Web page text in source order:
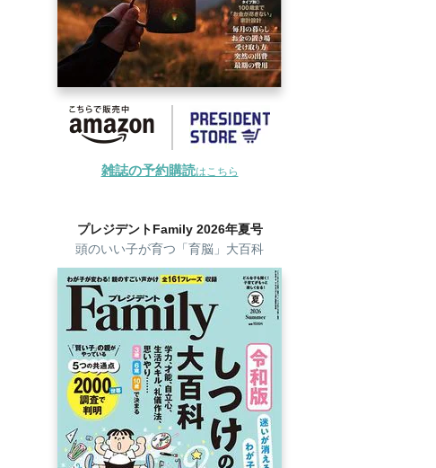
雑誌の予約購読はこちら
プレジデントFamily 2026年夏号
頭のいい子が育つ「育脳」大百科